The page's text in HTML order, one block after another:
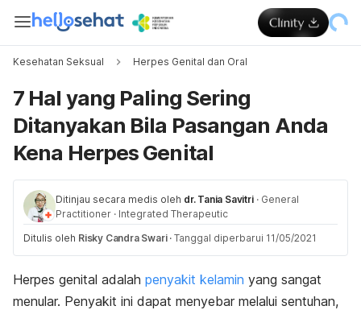
Kesehatan Seksual Herpes Genital dan Oral
7 Hal yang Paling Sering
Ditanyakan Bila Pasangan Anda
Kena Herpes Genital
Ditinjau secara medis oleh dr. Tania Savitri · General
Practitioner · Integrated Therapeutic
Ditulis oleh Risky Candra Swari · Tanggal diperbarui 11/05/2021
Herpes genital adalah penyakit kelamin yang sangat
menular. Penyakit ini dapat menyebar melalui sentuhan,